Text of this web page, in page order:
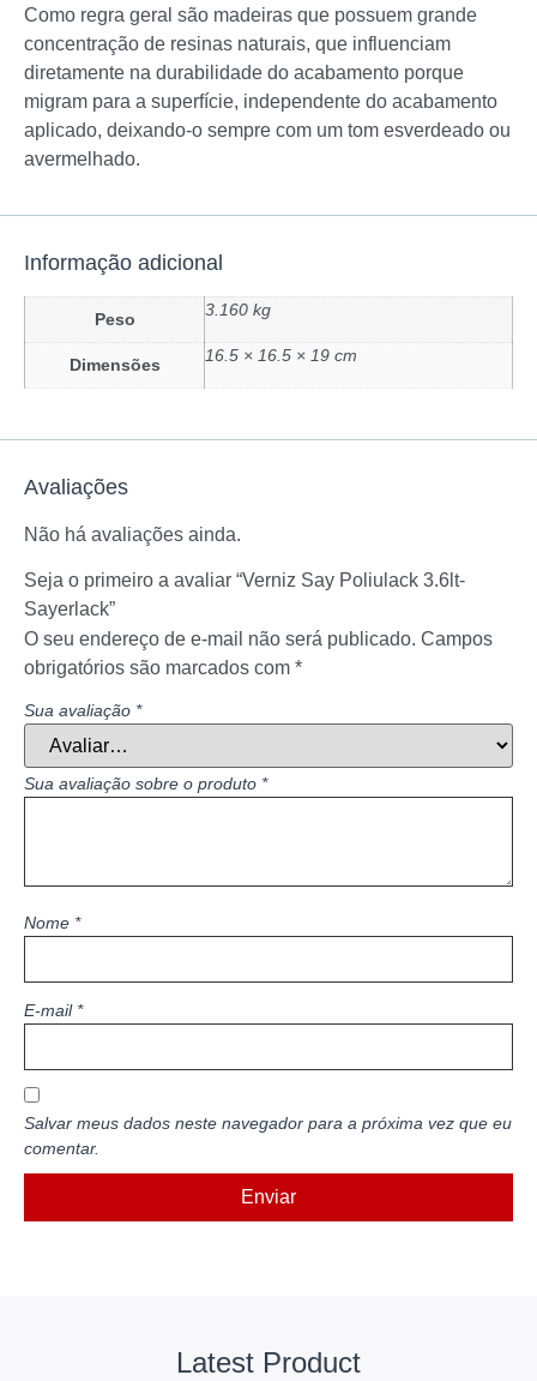
Como regra geral são madeiras que possuem grande
concentração de resinas naturais, que influenciam
diretamente na durabilidade do acabamento porque
migram para a superfície, independente do acabamento
aplicado, deixando-o sempre com um tom esverdeado ou
avermelhado.
Informação adicional
Peso 3.160 kg
Dimensões 16.5 × 16.5 × 19 cm
Avaliações
Não há avaliações ainda.
Seja o primeiro a avaliar “Verniz Say Poliulack 3.6lt-
Sayerlack”
O seu endereço de e-mail não será publicado. Campos
obrigatórios são marcados com *
Sua avaliação *
Sua avaliação sobre o produto *
Nome *
E-mail *
Salvar meus dados neste navegador para a próxima vez que eu
comentar.
Latest Product